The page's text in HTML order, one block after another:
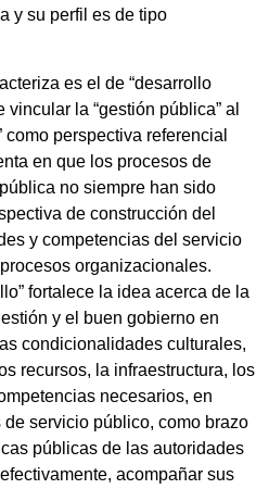
y su perfil es de tipo
es el de “desarrollo
la “gestión pública” al
perspectiva referencial
en que los procesos de
no siempre han sido
de construcción del
y competencias del servicio
organizacionales.
fortalece la idea acerca de la
y el buen gobierno en
condicionalidades culturales,
recursos, la infraestructura, los
necesarios, en
servicio público, como brazo
públicas de las autoridades
acompañar sus